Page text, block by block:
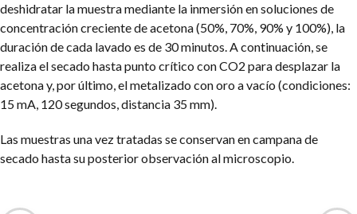
deshidratar la muestra mediante la inmersión en soluciones de
concentración creciente de acetona (50%, 70%, 90% y 100%), la
duración de cada lavado es de 30 minutos. A continuación, se
realiza el secado hasta punto crítico con CO2 para desplazar la
acetona y, por último, el metalizado con oro a vacío (condiciones:
15 mA, 120 segundos, distancia 35 mm).
Las muestras una vez tratadas se conservan en campana de
secado hasta su posterior observación al microscopio.